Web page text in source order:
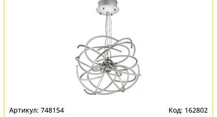
748154 162802